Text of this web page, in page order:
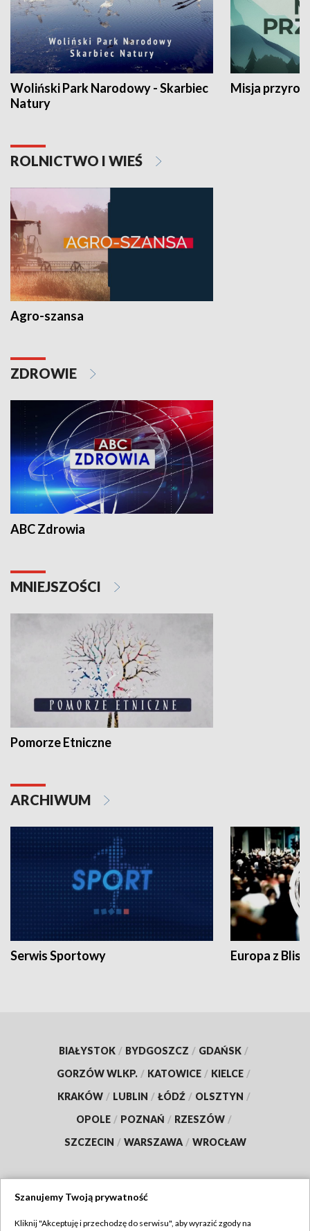
Woliński Park Narodowy - Skarbiec
Natury
Misja
ROLNICTWO I WIEŚ
Agro-szansa
ZDROWIE
ABC Zdrowia
MNIEJSZOŚCI
Pomorze Etniczne
ARCHIWUM
Serwis Sportowy Europa z
BIAŁYSTOK / BYDGOSZCZ / GDAŃSK /
GORZÓW WLKP. / KATOWICE / KIELCE /
KRAKÓW / LUBLIN / ŁÓDŹ / OLSZTYN /
OPOLE / POZNAŃ / RZESZÓW /
SZCZECIN / WARSZAWA / WROCŁAW
Szanujemy Twoją prywatność
Kliknij "Akceptuję i przechodzę do serwisu", aby wyrazić zgody na